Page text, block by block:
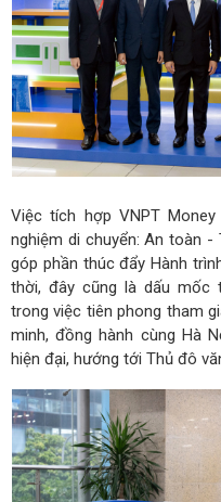
Việc tích hợp VNPT
nghiệm di chuyển: An toàn
góp phần thúc đẩy Hành
thời, đây cũng là dấu mốc
trong việc tiên phong tham
minh, đồng hành cùng Hà
hiện đại, hướng tới Thủ đô